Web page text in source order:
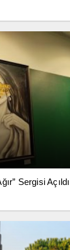
Sergisi Açıldı